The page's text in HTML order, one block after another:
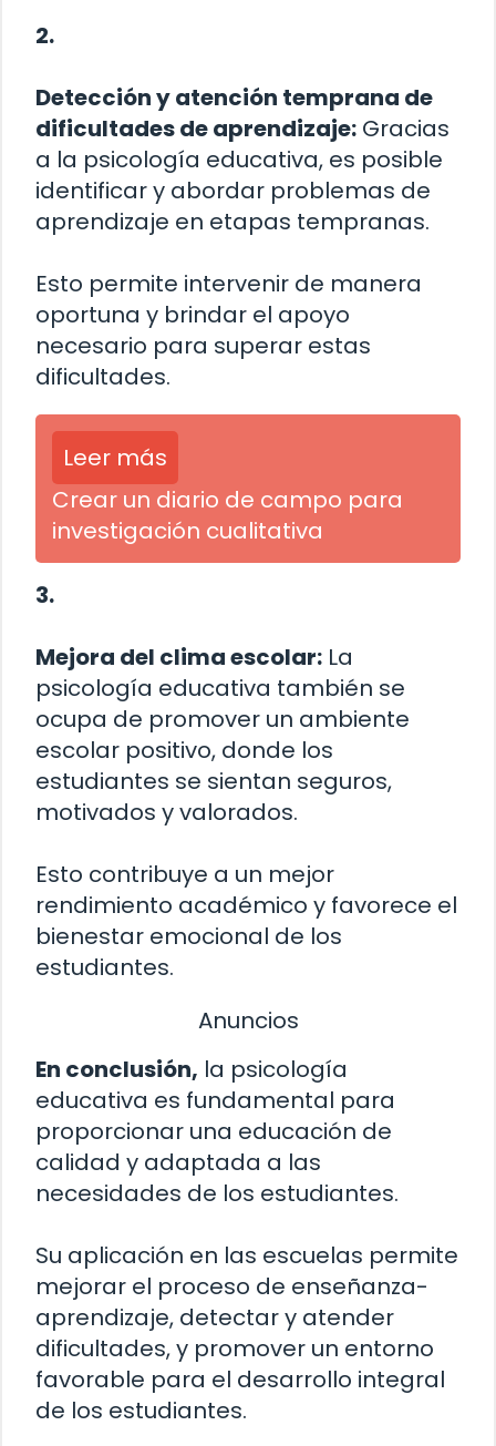
2.
Detección y atención temprana de
dificultades de aprendizaje: Gracias
a la psicología educativa, es posible
identificar y abordar problemas de
aprendizaje en etapas tempranas.
Esto permite intervenir de manera
oportuna y brindar el apoyo
necesario para superar estas
dificultades.
Leer más
Crear un diario de campo para
investigación cualitativa
3.
Mejora del clima escolar: La
psicología educativa también se
ocupa de promover un ambiente
escolar positivo, donde los
estudiantes se sientan seguros,
motivados y valorados.
Esto contribuye a un mejor
rendimiento académico y favorece el
bienestar emocional de los
estudiantes.
Anuncios
En conclusión, la psicología
educativa es fundamental para
proporcionar una educación de
calidad y adaptada a las
necesidades de los estudiantes.
Su aplicación en las escuelas permite
mejorar el proceso de enseñanza-
aprendizaje, detectar y atender
dificultades, y promover un entorno
favorable para el desarrollo integral
de los estudiantes.